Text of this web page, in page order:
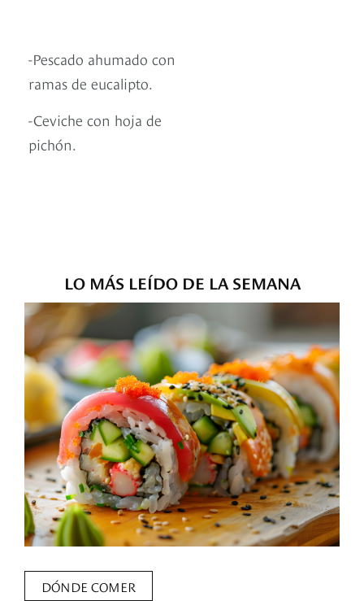
-Pescado ahumado con
ramas de eucalipto.
-Ceviche con hoja de
pichón.
LO MÁS LEÍDO DE LA SEMANA
DÓNDE COMER